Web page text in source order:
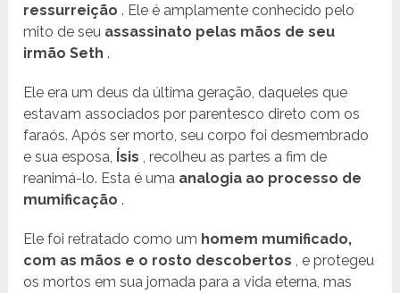
ressurreição . Ele é amplamente conhecido pelo
mito de seu assassinato pelas mãos de seu
irmão Seth .
Ele era um deus da última geração, daqueles que
estavam associados por parentesco direto com os
faraós. Após ser morto, seu corpo foi desmembrado
e sua esposa, Ísis , recolheu as partes a fim de
reanimá-lo. Esta é uma analogia ao processo de
mumificação .
Ele foi retratado como um homem mumificado,
com as mãos e o rosto descobertos , e protegeu
os mortos em sua jornada para a vida eterna, mas